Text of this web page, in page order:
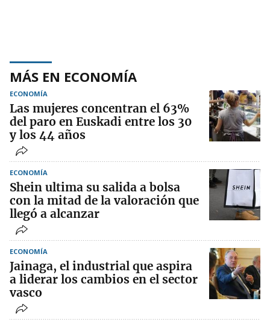
MÁS EN ECONOMÍA
ECONOMÍA
Las mujeres concentran el 63%
del paro en Euskadi entre los 30
y los 44 años
ECONOMÍA
Shein ultima su salida a bolsa
con la mitad de la valoración que
llegó a alcanzar
ECONOMÍA
Jainaga, el industrial que aspira
a liderar los cambios en el sector
vasco